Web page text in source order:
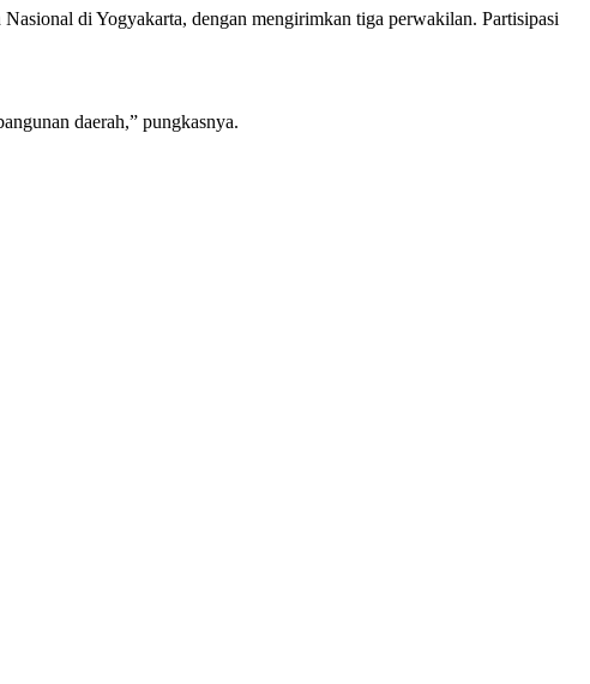
di Yogyakarta, dengan mengirimkan tiga perwakilan. Partisipasi
daerah,” pungkasnya.